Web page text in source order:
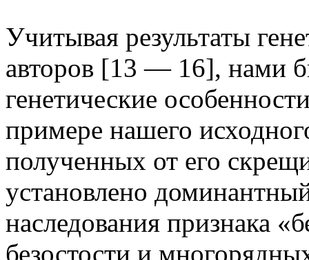
Учитывая результаты
авторов [13 — 16], нами
генетические
примере нашего
полученных от его
установлено
наследования признака
безостости и